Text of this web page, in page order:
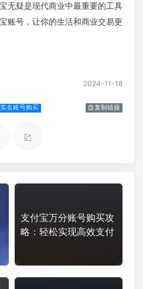
无疑是现代商业中最重要的工具
账号，让你的生活和商业交易更
2024-11-18
名账号购买 复制链接
支付宝万分账号购买攻
略：轻松实现高效支付